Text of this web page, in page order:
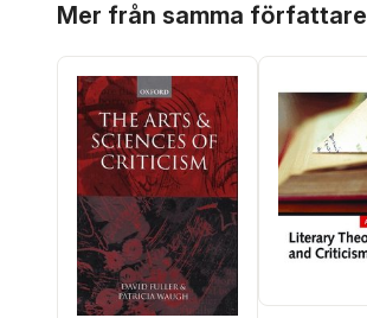
Mer från samma författare